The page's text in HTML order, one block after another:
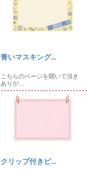
青いマスキング...
こちらのページを開いて頂き
ありが...
クリップ付きピ...